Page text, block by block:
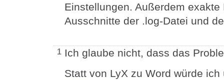
Einstellungen. Außerdem
Ausschnitte der .log-Datei und
1 Ich glaube nicht, dass das
Statt von LyX zu Word würde